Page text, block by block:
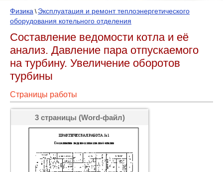
Физика \ Эксплуатация и ремонт теплоэнергетического
оборудования котельного отделения
Составление ведомости котла и её
анализ. Давление пара отпускаемого
на турбину. Увеличение оборотов
турбины
Страницы работы
3 страницы (Word-файл)